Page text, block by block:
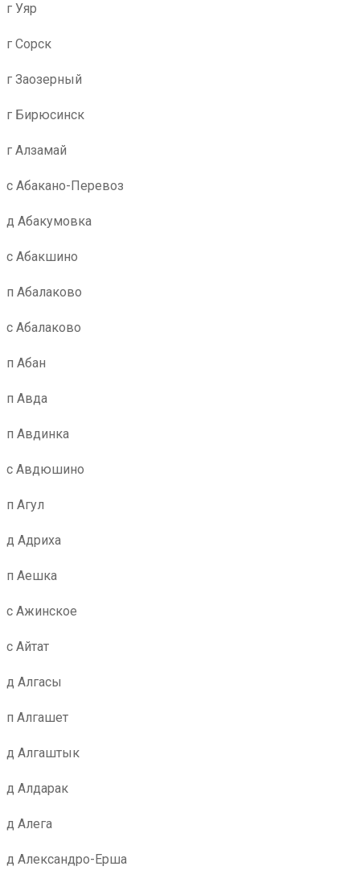
г Уяр
г Сорск
г Заозерный
г Бирюсинск
г Алзамай
с Абакано-Перевоз
д Абакумовка
с Абакшино
п Абалаково
с Абалаково
п Абан
п Авда
п Авдинка
с Авдюшино
п Агул
д Адриха
п Аешка
с Ажинское
с Айтат
д Алгасы
п Алгашет
д Алгаштык
д Алдарак
д Алега
д Александро-Ерша